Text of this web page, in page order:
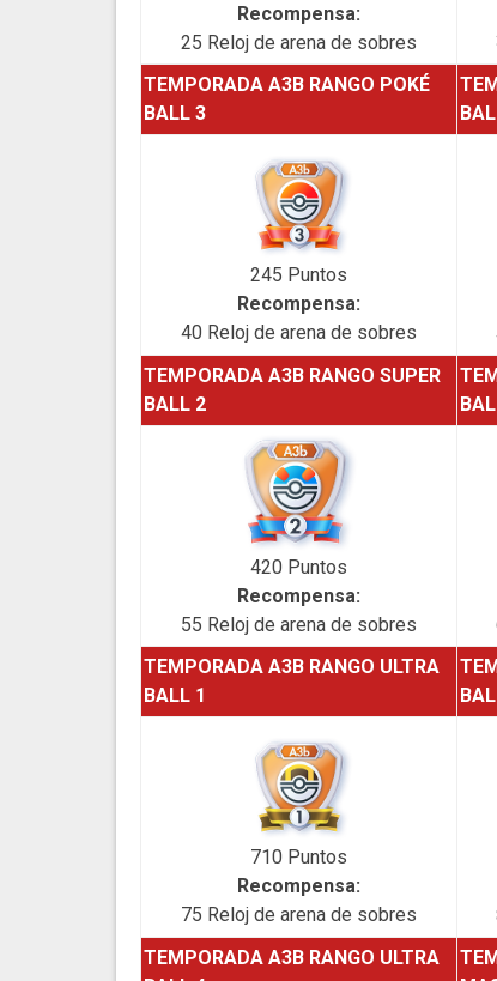
Recompensa:
25 Reloj de arena de sobres
TEMPORADA A3B RANGO POKÉ
BALL 3
245 Puntos
Recompensa:
40 Reloj de arena de sobres
TEMPORADA A3B RANGO SUPER
BALL 2
420 Puntos
Recompensa:
55 Reloj de arena de sobres
TEMPORADA A3B RANGO ULTRA
BALL 1
710 Puntos
Recompensa:
75 Reloj de arena de sobres
TEMPORADA A3B RANGO ULTRA